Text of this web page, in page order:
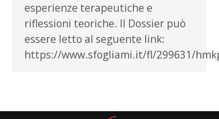
esperienze terapeutiche e
riflessioni teoriche. Il Dossier può
essere letto al seguente link:
https://www.sfogliami.it/fl/299631/